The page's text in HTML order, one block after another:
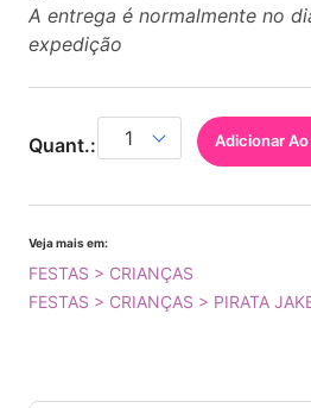
A entrega é normalmente no
expedição
Quant.: Adicionar
Veja mais em:
FESTAS > CRIANÇAS
FESTAS > CRIANÇAS > PIRATA